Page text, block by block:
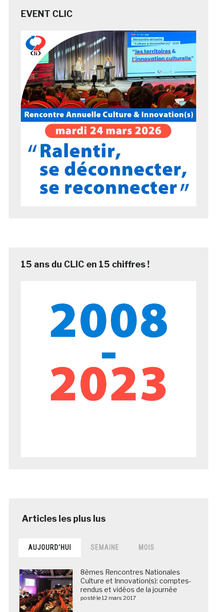
EVENT CLIC
15 ans du CLIC en 15 chiffres !
AUJOURD’HUI SEMAINE MOIS
8èmes Rencontres Nationales
Culture et Innovation(s): comptes-
rendus et vidéos de la journée
posté le 12 mars 2017